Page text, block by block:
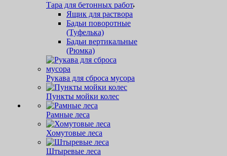
Тара для бетонных работ
Ящик для раствора
Бадьи поворотные
(Туфелька)
Бадьи вертикальные
(Рюмка)
Рукава для сброса мусора
Пункты мойки колес
Рамные леса
Хомутовые леса
Штыревые леса